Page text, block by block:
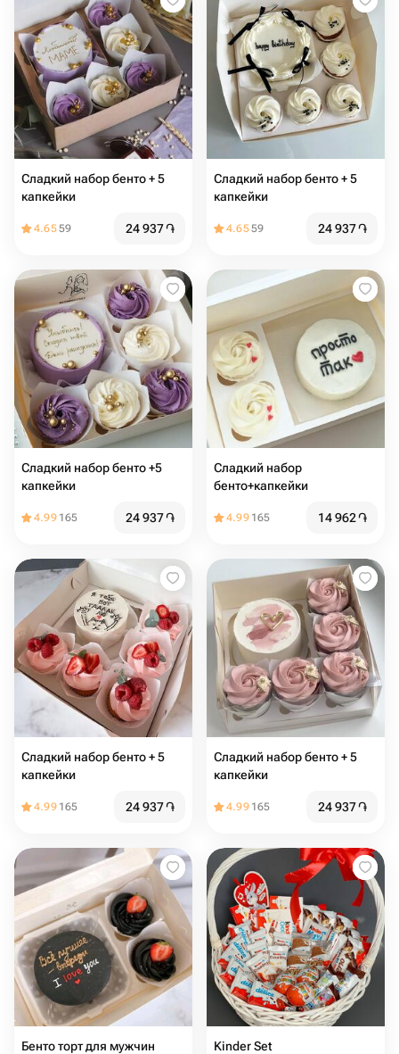
Сладкий набор бенто + 5
капкейки
4.6559 24 937֏
Сладкий набор бенто + 5
капкейки
4.6559 24 937֏
Сладкий набор бенто +5
капкейки
4.99 165 24 937֏
Сладкий набор
бенто+капкейки
4.99 165 14 962֏
Сладкий набор бенто + 5
капкейки
4.99 165 24 937֏
Сладкий набор бенто + 5
капкейки
4.99 165 24 937֏
Бенто торт для мужчин Kinder Set